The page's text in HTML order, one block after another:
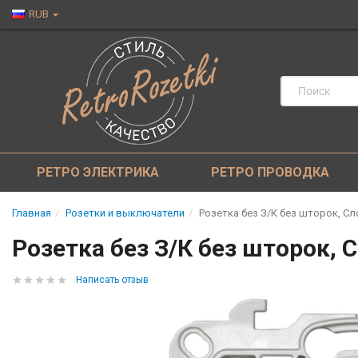
RUB
РЕТРО ЭЛЕКТРИКА РЕТРО ПРОВОДКА
Главная Розетки и выключатели Розетка без З/К без шторок,
Розетка без З/К без шторок,
Написать отзыв